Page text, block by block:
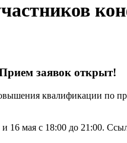
заявок открыт!
квалификации по
мая с 18:00 до 21:00.